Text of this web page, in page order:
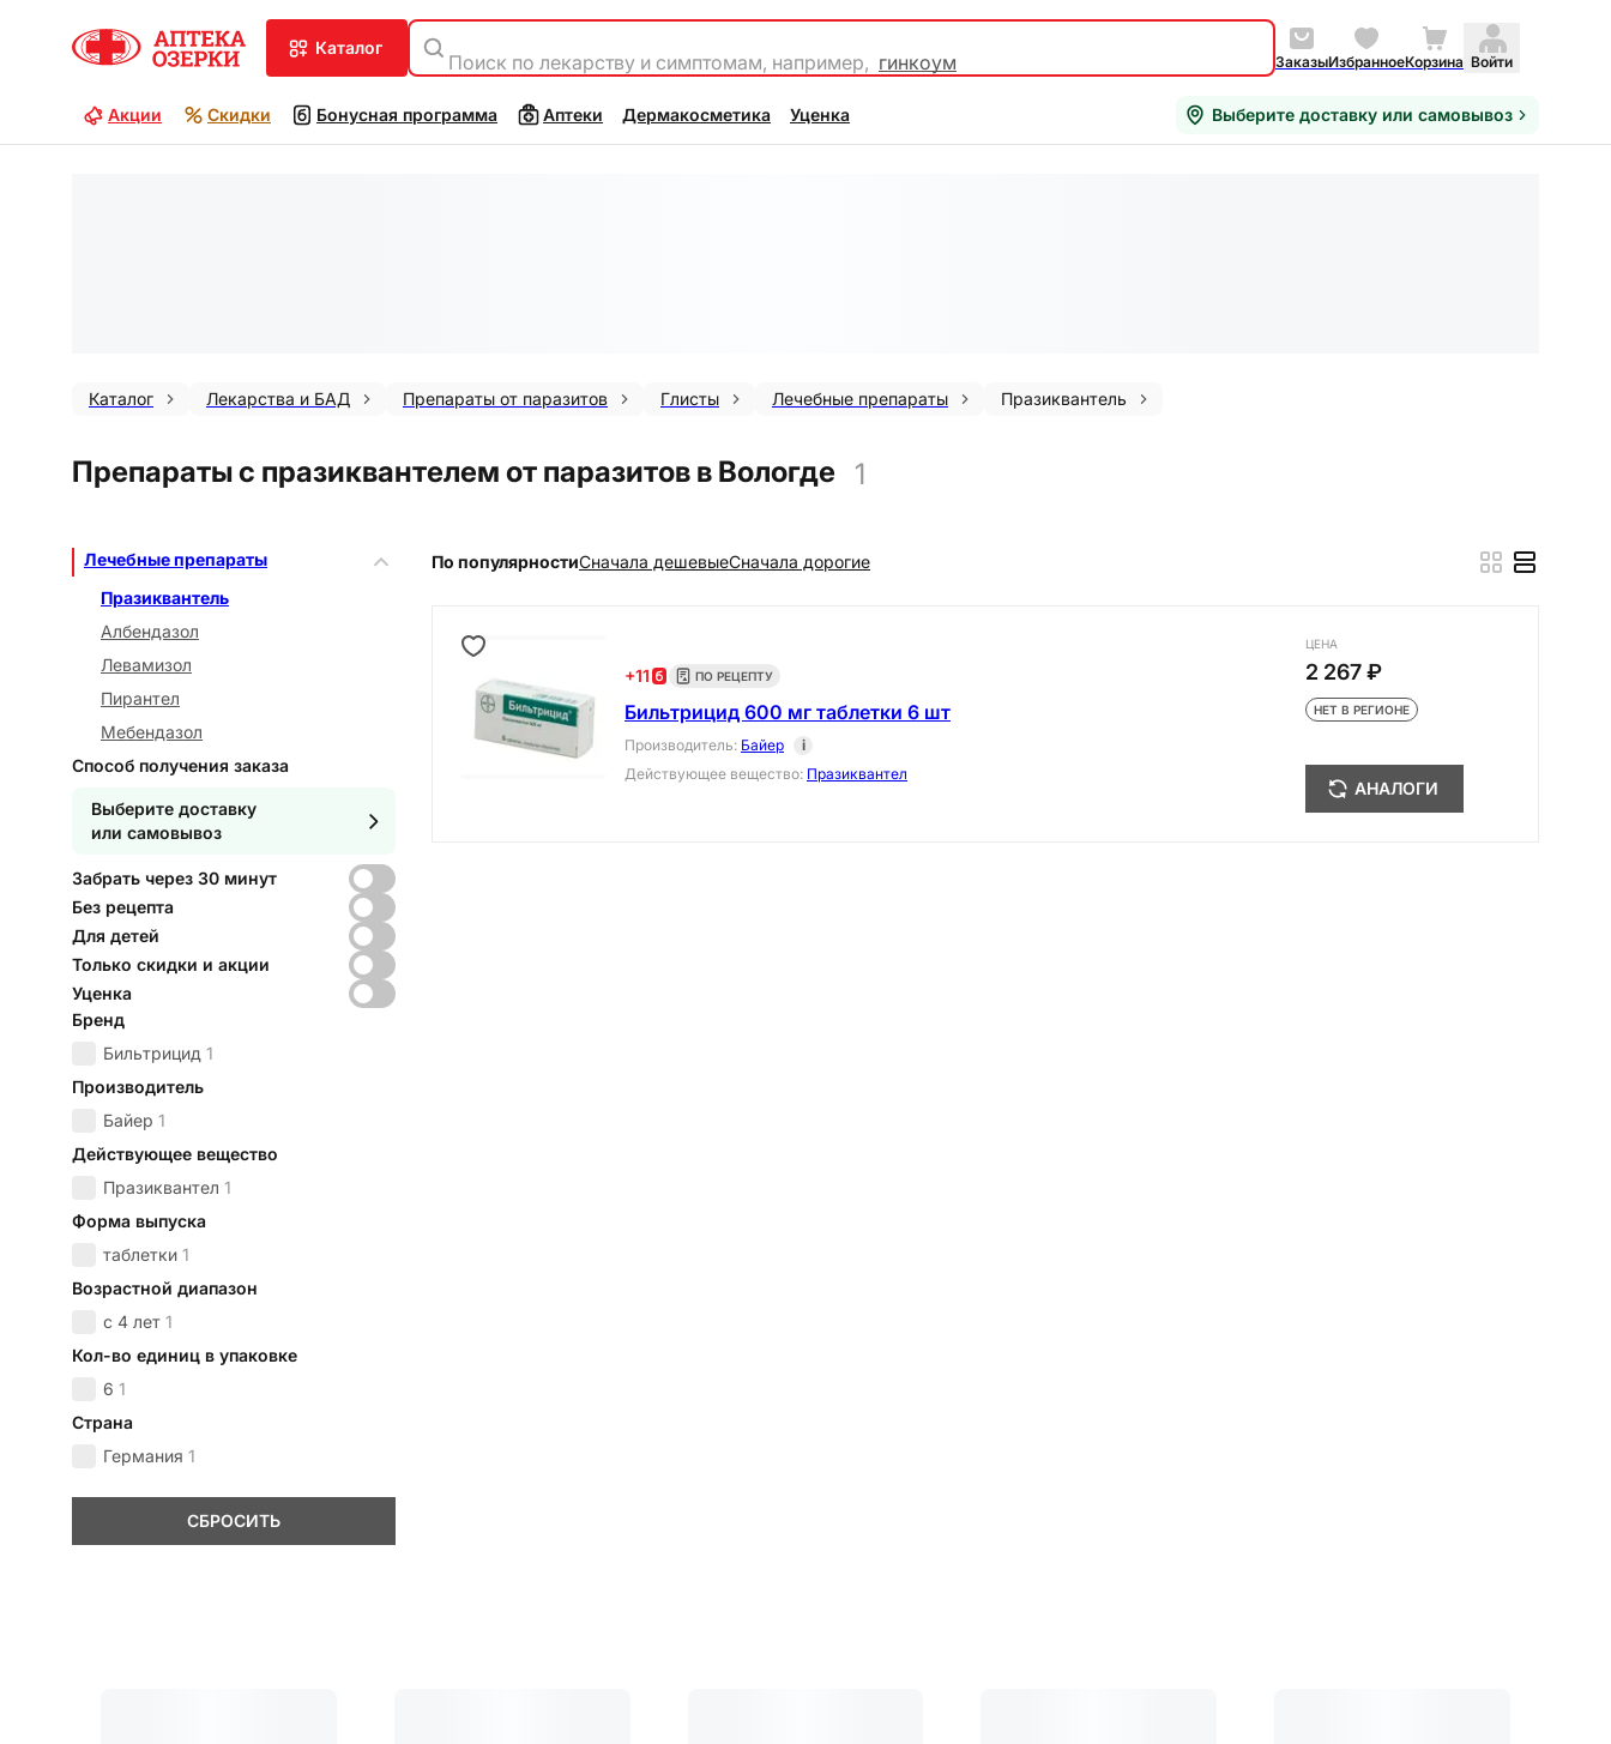
каталог
Поиск по лекарству и симптомам, например, гинкоум ЗаказыИзбранноеКорзина Войти
Акции Скидки Бонусная программа Аптеки Дермакосметика Уценка Выберите доставку или самовывоз
Каталог Лекарства и БАД Препараты от паразитов Глисты Лечебные препараты Празиквантель
Препараты с празиквантелем от паразитов в Вологде 1
Лечебные препараты
Празиквантель
Албендазол
Левамизол
Пирантел
Мебендазол
Способ получения заказа
Выберите доставку
или самовывоз
Забрать через 30 минут
Без рецепта
Для детей
Только скидки и акции
Уценка
Бренд
Бильтрицид 1
Производитель
Байер 1
Действующее вещество
Празиквантел 1
Форма выпуска
таблетки 1
Возрастной диапазон
с 4 лет 1
Кол-во единиц в упаковке
6 1
Страна
Германия 1
СБРОСИТЬ
По популярностиCначала дешевыеCначала дорогие
+11 ПО РЕЦЕПТУ
Бильтрицид 600 мг таблетки 6 шт
Производитель: Байер
i
Действующее вещество: Празиквантел
ЦЕНА
2 267 ₽
НЕТ В РЕГИОНЕ
АНАЛОГИ